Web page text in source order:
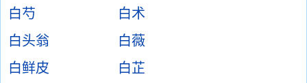
白芍
白术
白头翁
白薇
白鲜皮
白芷